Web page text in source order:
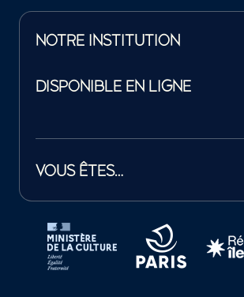
NOTRE INSTITUTION
DISPONIBLE EN LIGNE
VOUS ÊTES…
Tutelles et mécènes de la Philharmonie de Paris